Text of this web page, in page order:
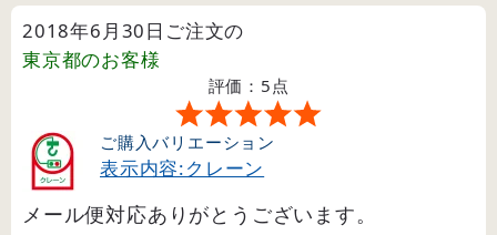
2018年6月30日ご注文の
東京都のお客様
評価：5点
ご購入バリエーション
表示内容:クレーン
メール便対応ありがとうございます。